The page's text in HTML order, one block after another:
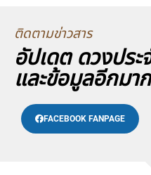
ติดตามข่าวสาร
อัปเดต ดวงปร
และข้อมูลอีกมา
FACEBOOK FANPAGE